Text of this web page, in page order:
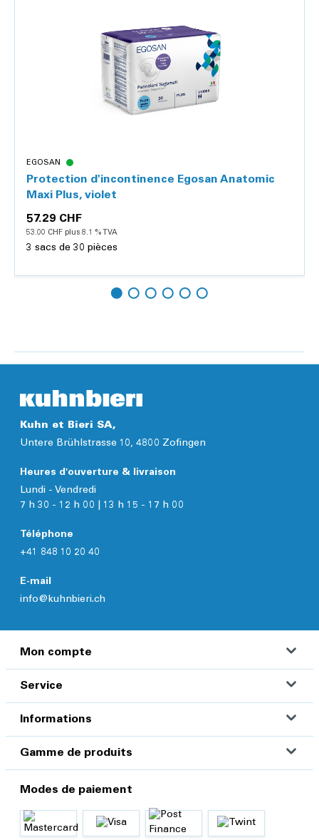
EGOSAN
Protection d'incontinence Egosan Anatomic
Maxi Plus, violet
57.29 CHF
53.00 CHF plus 8.1 % TVA
3 sacs de 30 pièces
Ajouter
Kuhn et Bieri SA,
Untere Brühlstrasse 10, 4800 Zofingen
Heures d'ouverture & livraison
Lundi - Vendredi
7 h 30 - 12 h 00 | 13 h 15 - 17 h 00
Téléphone
+41 848 10 20 40
E-mail
info@kuhnbieri.ch
Mon compte
Service
Informations
Gamme de produits
Modes de paiement